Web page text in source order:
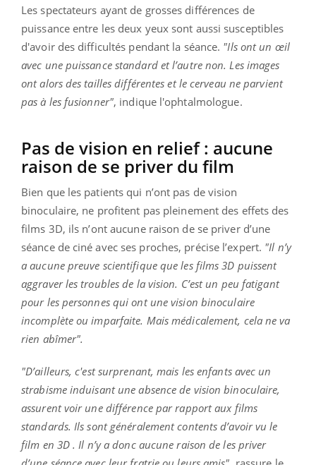
Les spectateurs ayant de grosses différences de
puissance entre les deux yeux sont aussi susceptibles
d'avoir des difficultés pendant la séance. "Ils ont un œil
avec une puissance standard et l’autre non. Les images
ont alors des tailles différentes et le cerveau ne parvient
pas à les fusionner", indique l'ophtalmologue.
Pas de vision en relief : aucune
raison de se priver du film
Bien que les patients qui n’ont pas de vision
binoculaire, ne profitent pas pleinement des effets des
films 3D, ils n’ont aucune raison de se priver d’une
séance de ciné avec ses proches, précise l’expert. "Il n’y
a aucune preuve scientifique que les films 3D puissent
aggraver les troubles de la vision. C’est un peu fatigant
pour les personnes qui ont une vision binoculaire
incomplète ou imparfaite. Mais médicalement, cela ne va
rien abîmer".
"D’ailleurs, c'est surprenant, mais les enfants avec un
strabisme induisant une absence de vision binoculaire,
assurent voir une différence par rapport aux films
standards. Ils sont généralement contents d’avoir vu le
film en 3D . Il n’y a donc aucune raison de les priver